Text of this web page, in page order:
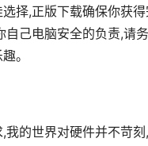
择,正版下载确保你获
己电脑安全的负责,请
。
的世界对硬件并不苛